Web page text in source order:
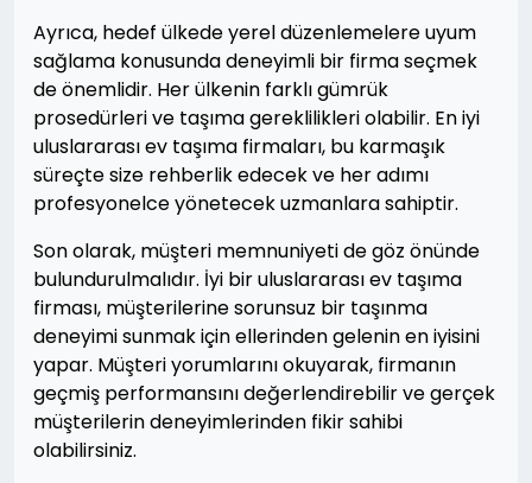
Ayrıca, hedef ülkede yerel düzenlemelere uyum
sağlama konusunda deneyimli bir firma seçmek
de önemlidir. Her ülkenin farklı gümrük
prosedürleri ve taşıma gereklilikleri olabilir. En iyi
uluslararası ev taşıma firmaları, bu karmaşık
süreçte size rehberlik edecek ve her adımı
profesyonelce yönetecek uzmanlara sahiptir.
Son olarak, müşteri memnuniyeti de göz önünde
bulundurulmalıdır. İyi bir uluslararası ev taşıma
firması, müşterilerine sorunsuz bir taşınma
deneyimi sunmak için ellerinden gelenin en iyisini
yapar. Müşteri yorumlarını okuyarak, firmanın
geçmiş performansını değerlendirebilir ve gerçek
müşterilerin deneyimlerinden fikir sahibi
olabilirsiniz.